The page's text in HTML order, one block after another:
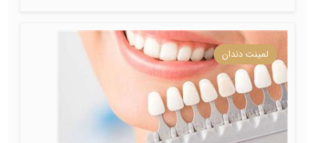
لمینت دندان